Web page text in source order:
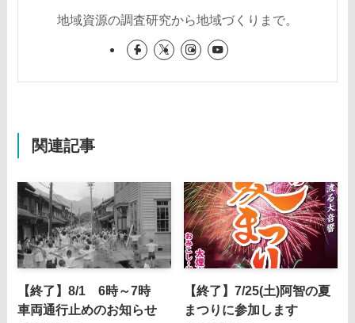
地域資源の調査研究から地域づくりまで。
関連記事
【終了】8/1 6時～7時
車両通行止めのお知らせ
【終了】7/25(土)阿智の夏
まつりに参加します